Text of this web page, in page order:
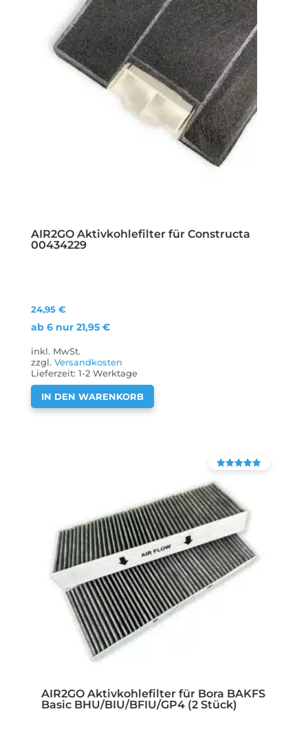
AIR2GO Aktivkohlefilter für Constructa
00434229
24,95€
ab 6 nur21,95€
inkl. MwSt.
zzgl.Versandkosten
Lieferzeit:1-2 Werktage
IN DEN WARENKORB
AIR2GO Aktivkohlefilter für Bora BAKFS
Basic BHU/BIU/BFIU/GP4 (2 Stück)
4.90
von 5